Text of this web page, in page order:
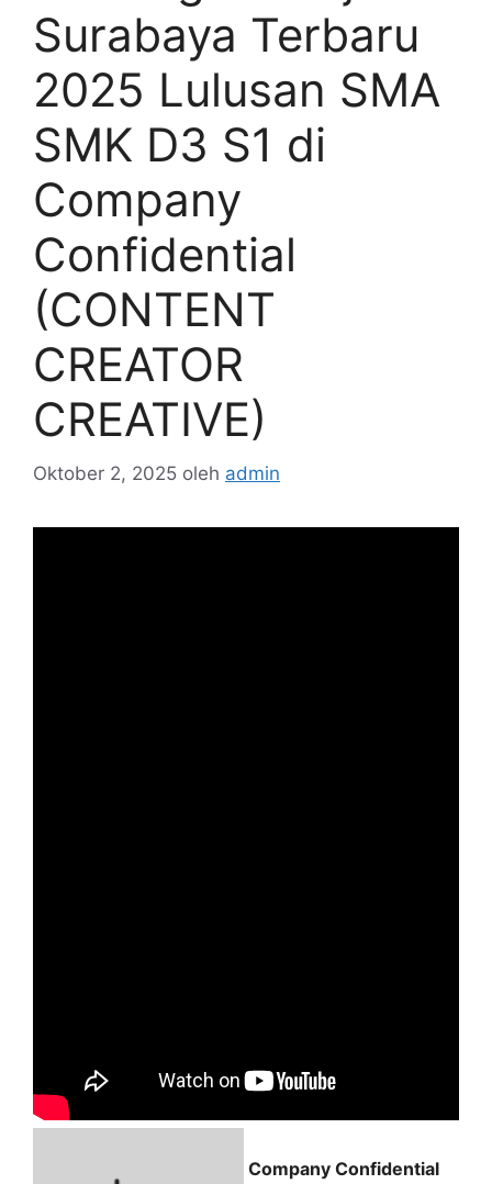
Surabaya Terbaru
2025 Lulusan SMA
SMK D3 S1 di
Company
Confidential
(CONTENT
CREATOR
CREATIVE)
Oktober 2, 2025 oleh admin
Company Confidential